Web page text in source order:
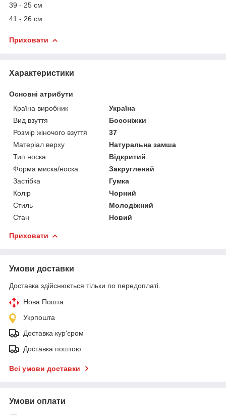
39 - 25 см
41 - 26 см
Приховати
Характеристики
Основні атрибути
Країна виробник
Україна
Вид взуття
Босоніжки
Розмір жіночого взуття
37
Матеріал верху
Натуральна замша
Тип носка
Відкритий
Форма миска/носка
Закруглений
Застібка
Гумка
Колір
Чорний
Стиль
Молодіжний
Стан
Новий
Приховати
Умови доставки
Доставка здійснюється тільки по передоплаті.
Нова Пошта
Укрпошта
Доставка кур'єром
Доставка поштою
Всі умови доставки
Умови оплати